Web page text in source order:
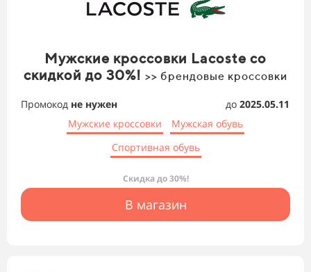
Мужские кроссовки Lacoste со
скидкой до 30%! >> брендовые кроссовки
Промокод не нужен до 2025.05.11
Мужские кроссовки
Мужская обувь
Спортивная обувь
Скидка до 30%!
В магазин